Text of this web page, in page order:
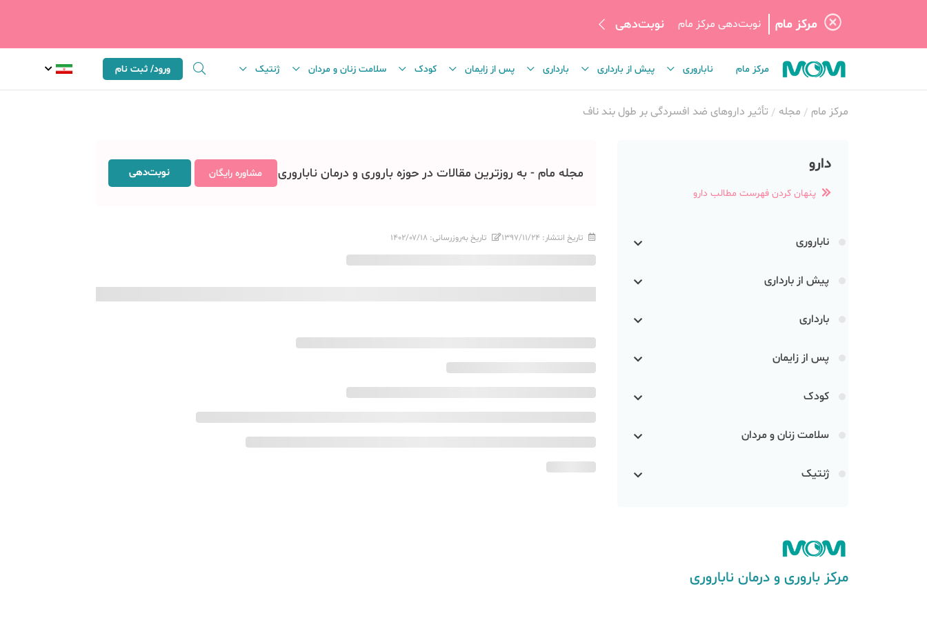
مرکز مام نوبت‌دهی مرکز مام نوبت‌دهی
مرکز مام ناباروری پیش از بارداری بارداری پس از زایمان کودک سلامت زنان و مردان ژنتیک ورود/ ثبت نام
مرکز مام مجله تأثیر داروهای ضد افسردگی بر طول بند ناف
دارو
پنهان کردن فهرست مطالب دارو
ناباروری
پیش از بارداری
بارداری
پس از زایمان
کودک
سلامت زنان و مردان
ژنتیک
مجله مام - به روزترین مقالات در حوزه باروری و درمان ناباروری مشاوره رایگان نوبت‌دهی
تاریخ انتشار: ۱۳۹۷/۱۱/۲۴ تاریخ به‌روزرسانی: ۱۴۰۲/۰۷/۱۸
مرکز باروری و درمان ناباروری